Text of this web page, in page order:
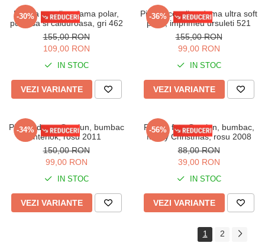
-30%
Pijama cocolino dama polar,
pufoasa si calduroasa, gri 462
155,00 RON
109,00 RON
IN STOC
VEZI VARIANTE
-36%
Pijama cocolino dama ultra soft
polar, imprimeu ursuleti 521
155,00 RON
99,00 RON
IN STOC
VEZI VARIANTE
-34%
Pijama dama Craciun, bumbac
interlok, rosu 2011
150,00 RON
99,00 RON
IN STOC
VEZI VARIANTE
-56%
Pijama fete Craciun, bumbac,
Merry Christmas, rosu 2008
88,00 RON
39,00 RON
IN STOC
VEZI VARIANTE
1 2